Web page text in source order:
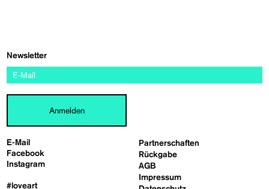
E-Mail
Facebook
Instagram
#loveart
Partnerschaften
Rückgabe
AGB
Impressum
Newsletter
Anmelden